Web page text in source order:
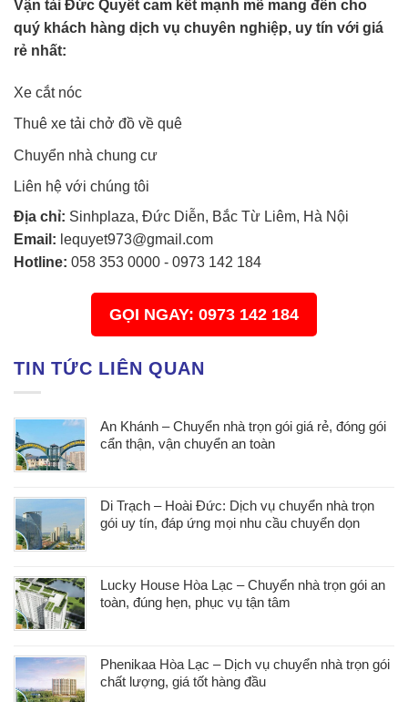
Vận tải Đức Quyết cam kết mạnh mẽ mang đến cho
quý khách hàng dịch vụ chuyên nghiệp, uy tín với giá
rẻ nhất:
Xe cắt nóc
Thuê xe tải chở đồ về quê
Chuyển nhà chung cư
Liên hệ với chúng tôi
Địa chỉ: Sinhplaza, Đức Diễn, Bắc Từ Liêm, Hà Nội
Email: lequyet973@gmail.com
Hotline: 058 353 0000 - 0973 142 184
GỌI NGAY: 0973 142 184
TIN TỨC LIÊN QUAN
An Khánh – Chuyển nhà trọn gói giá rẻ, đóng gói
cẩn thận, vận chuyển an toàn
Di Trạch – Hoài Đức: Dịch vụ chuyển nhà trọn
gói uy tín, đáp ứng mọi nhu cầu chuyển dọn
Lucky House Hòa Lạc – Chuyển nhà trọn gói an
toàn, đúng hẹn, phục vụ tận tâm
Phenikaa Hòa Lạc – Dịch vụ chuyển nhà trọn gói
chất lượng, giá tốt hàng đầu